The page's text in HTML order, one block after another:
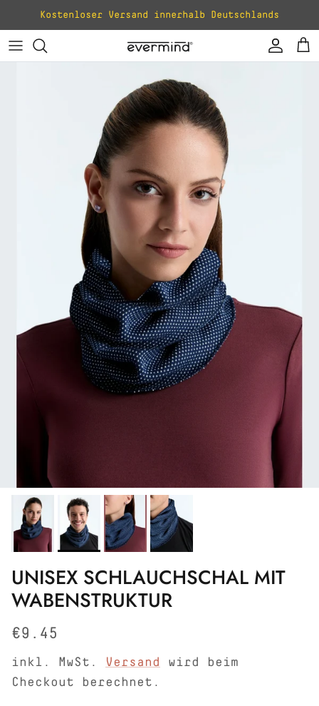
Direkt zum Inhalt
Kostenloser Versand innerhalb Deutschlands
Konto
UNISEX SCHLAUCHSCHAL MIT
WABENSTRUKTUR
Normaler Preis
€9.45
inkl. MwSt. Versand
wird beim
Checkout berechnet.